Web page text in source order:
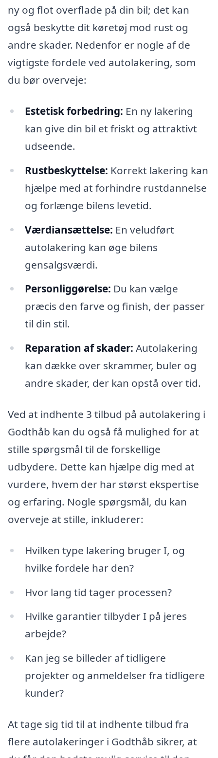
ny og flot overflade på din bil; det kan
også beskytte dit køretøj mod rust og
andre skader. Nedenfor er nogle af de
vigtigste fordele ved autolakering, som
du bør overveje:
Estetisk forbedring: En ny lakering
kan give din bil et friskt og attraktivt
udseende.
Rustbeskyttelse: Korrekt lakering kan
hjælpe med at forhindre rustdannelse
og forlænge bilens levetid.
Værdiansættelse: En veludført
autolakering kan øge bilens
gensalgsværdi.
Personliggørelse: Du kan vælge
præcis den farve og finish, der passer
til din stil.
Reparation af skader: Autolakering
kan dække over skrammer, buler og
andre skader, der kan opstå over tid.
Ved at indhente 3 tilbud på autolakering i
Godthåb kan du også få mulighed for at
stille spørgsmål til de forskellige
udbydere. Dette kan hjælpe dig med at
vurdere, hvem der har størst ekspertise
og erfaring. Nogle spørgsmål, du kan
overveje at stille, inkluderer:
Hvilken type lakering bruger I, og
hvilke fordele har den?
Hvor lang tid tager processen?
Hvilke garantier tilbyder I på jeres
arbejde?
Kan jeg se billeder af tidligere
projekter og anmeldelser fra tidligere
kunder?
At tage sig tid til at indhente tilbud fra
flere autolakeringer i Godthåb sikrer, at